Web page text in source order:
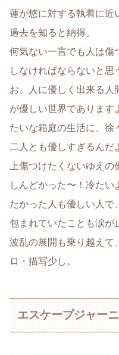
蓮が悠に対する執着に近
過去を知ると納得。
何気ない一言でも人は傷
しなければならないと思
お、人に優しく出来る人
が優しい世界であります
たいな箱庭の生活に、徐
二人とも優しすぎるんだ
上傷つけたくないゆえ
しんどかった〜！冷たい
たかった人も優しい人で
包まれていたことも涙が
波乱の展開も乗り越えて
ロ・描写少し。
エスケープジャー